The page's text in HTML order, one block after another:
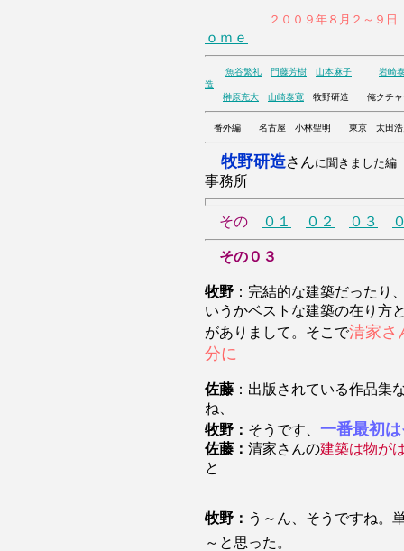
２００９年８月２～９日
ｏｍｅ
魚谷繁礼 門藤芳樹 山本麻子
岩崎
造
榊原充大
山崎泰寛 牧野研造 俺
番外編 名古屋 小林聖明 東京 太田浩
牧野研造さんに聞きました
事務所
その ０１ ０２ ０３
その０３
牧野 ：完結的な建築だったり
いうかベストな建築の在り方
がありまして。そこで清家さ
分に
佐藤 ：出版されている作品集
ね、
牧野： そうです、 一番最初
佐藤： 清家さんの建築は物が
と
牧野： う～ん、そうですね。
～と思った。